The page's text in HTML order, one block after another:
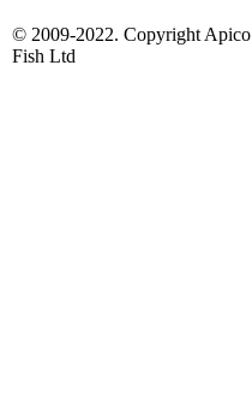
© 2009-2022. Copyright Apico
Fish Ltd